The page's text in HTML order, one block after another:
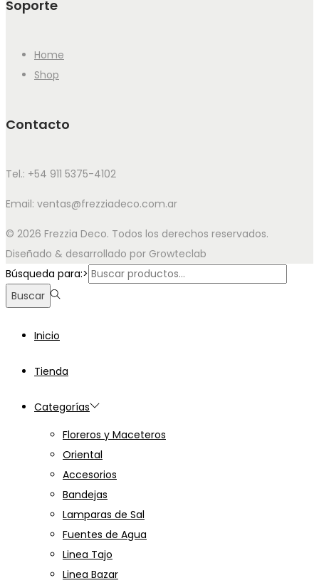
Soporte
Home
Shop
Contacto
Tel.: +54 911 5375-4102
Email: ventas@frezziadeco.com.ar
© 2026 Frezzia Deco. Todos los derechos reservados.
Diseñado & desarrollado por Growteclab
Búsqueda para:>
Buscar
Inicio
Tienda
Categorías
Floreros y Maceteros
Oriental
Accesorios
Bandejas
Lamparas de Sal
Fuentes de Agua
Linea Tajo
Linea Bazar